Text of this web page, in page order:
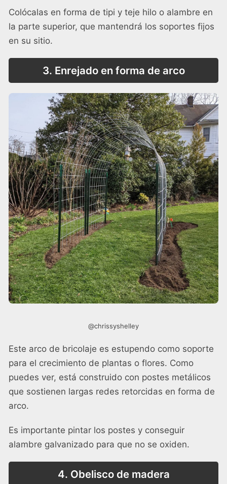
Colócalas en forma de tipi y teje hilo o alambre en
la parte superior, que mantendrá los soportes fijos
en su sitio.
3. Enrejado en forma de arco
@chrissyshelley
Este arco de bricolaje es estupendo como soporte
para el crecimiento de plantas o flores. Como
puedes ver, está construido con postes metálicos
que sostienen largas redes retorcidas en forma de
arco.
Es importante pintar los postes y conseguir
alambre galvanizado para que no se oxiden.
4. Obelisco de madera